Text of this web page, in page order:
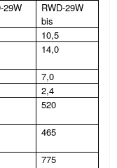
29W
RWD-29W
bis
10,5
14,0
7,0
2,4
520
465
775